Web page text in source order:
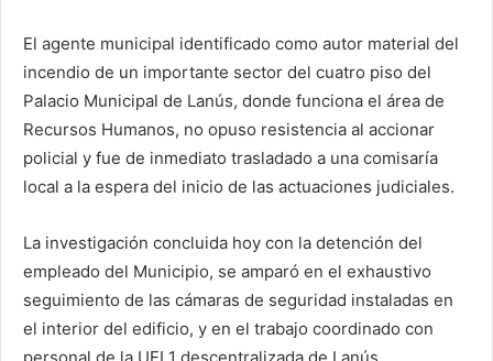
El agente municipal identificado como autor material del
incendio de un importante sector del cuatro piso del
Palacio Municipal de Lanús, donde funciona el área de
Recursos Humanos, no opuso resistencia al accionar
policial y fue de inmediato trasladado a una comisaría
local a la espera del inicio de las actuaciones judiciales.
La investigación concluida hoy con la detención del
empleado del Municipio, se amparó en el exhaustivo
seguimiento de las cámaras de seguridad instaladas en
el interior del edificio, y en el trabajo coordinado con